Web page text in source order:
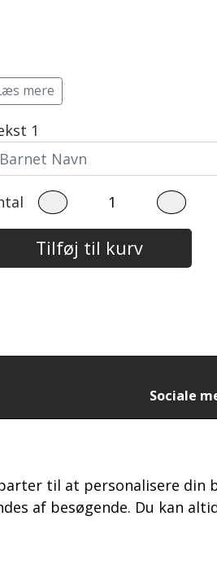
0 - 3 år.
Pyntekraver
mere
1
Tilføj til kurv
reklamation
Sociale
til at personalisere
af besøgende. Du kan